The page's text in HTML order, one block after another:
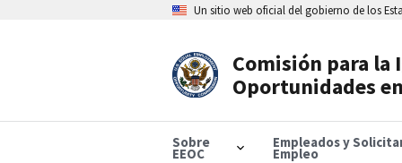
Un sitio web oficial del gobierno de los
Comisión para la
Oportunidades
Sobre
EEOC
Empleados y
Empleo